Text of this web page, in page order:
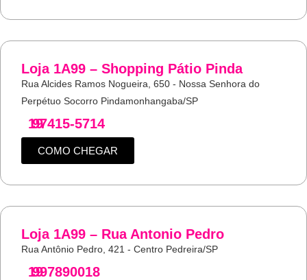
Loja 1A99 – Shopping Pátio Pinda
Rua Alcides Ramos Nogueira, 650 - Nossa Senhora do
Perpétuo Socorro Pindamonhangaba/SP
19
97415-5714
COMO CHEGAR
Loja 1A99 – Rua Antonio Pedro
Rua Antônio Pedro, 421 - Centro Pedreira/SP
19
997890018